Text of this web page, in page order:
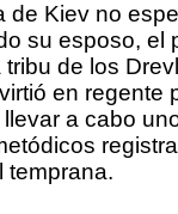
de Kiev no
su esposo, el
de los
en regente
a cabo
temprana.